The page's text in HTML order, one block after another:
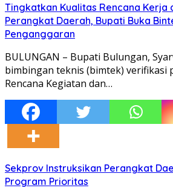
Tingkatkan Kualitas Rencana Kerja
Perangkat Daerah, Bupati Buka
Penganggaran
BULUNGAN – Bupati Bulungan,
bimbingan teknis (bimtek) verifikasi
Rencana Kegiatan dan…
Sekprov Instruksikan Perangkat
Program Prioritas